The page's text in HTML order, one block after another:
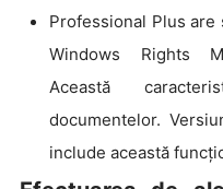
Professional Plus
Windows Rights
Această
documentelor.
include această